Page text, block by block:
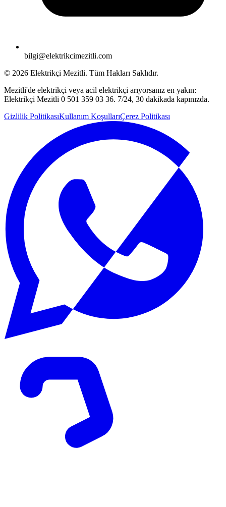
bilgi@elektrikcimezitli.com
© 2026 Elektrikçi Mezitli. Tüm Hakları Saklıdır.
Mezitli'de elektrikçi veya acil elektrikçi arıyorsanız en yakın:
Elektrikçi Mezitli 0 501 359 03 36. 7/24, 30 dakikada kapınızda.
Gizlilik PolitikasıKullanım KoşullarıÇerez Politikası